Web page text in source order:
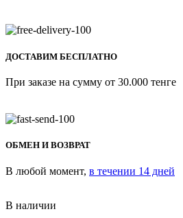
ДОСТАВИМ БЕСПЛАТНО
При заказе на сумму от 30.000 тенге
ОБМЕН И ВОЗВРАТ
В любой момент, в течении 14 дней
В наличии